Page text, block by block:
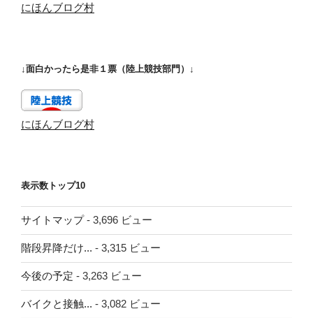
にほんブログ村
↓面白かったら是非１票（陸上競技部門）↓
にほんブログ村
表示数トップ10
サイトマップ- 3,696 ビュー
階段昇降だけ... - 3,315 ビュー
今後の予定 - 3,263 ビュー
バイクと接触... - 3,082 ビュー